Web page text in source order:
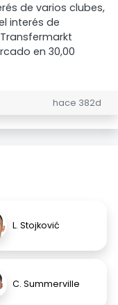
de varios clubes,
interés de
en 30,00
hace 382d
L. Stojković
C. Summerville